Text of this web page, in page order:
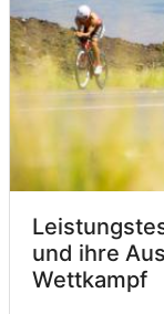
und ihre
Wettkampf